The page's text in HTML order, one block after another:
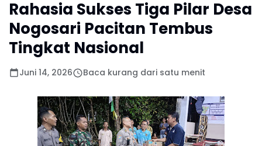
Rahasia Sukses Tiga Pilar Desa
Nogosari Pacitan Tembus
Tingkat Nasional
Juni 14, 2026 Baca kurang dari satu menit